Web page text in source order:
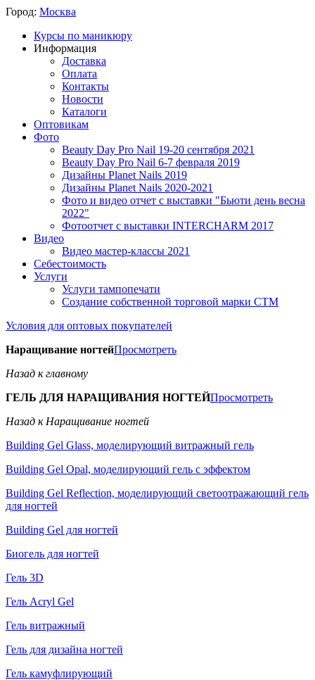
Город: Москва
Курсы по маникюру
Информация
Доставка
Оплата
Контакты
Новости
Каталоги
Оптовикам
Фото
Beauty Day Pro Nail 19-20 сентября 2021
Beauty Day Pro Nail 6-7 февраля 2019
Дизайны Planet Nails 2019
Дизайны Planet Nails 2020-2021
Фото и видео отчет с выставки "Бьюти день весна
2022"
Фотоотчет с выставки INTERCHARM 2017
Видео
Видео мастер-классы 2021
Себестоимость
Услуги
Услуги тампопечати
Создание собственной торговой марки СТМ
Условия для оптовых покупателей
Наращивание ногтейПросмотреть
Назад к главному
ГЕЛЬ ДЛЯ НАРАЩИВАНИЯ НОГТЕЙПросмотреть
Назад к Наращивание ногтей
Building Gel Glass, моделирующий витражный гель
Building Gel Opal, моделирующий гель с эффектом
Building Gel Reflection, моделирующий светоотражающий гель
для ногтей
Building Gel для ногтей
Биогель для ногтей
Гель 3D
Гель Acryl Gel
Гель витражный
Гель для дизайна ногтей
Гель камуфлирующий